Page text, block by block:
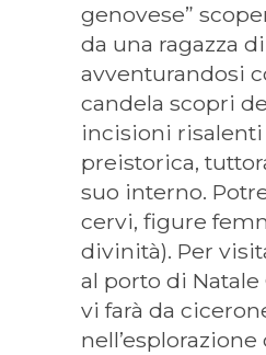
genovese”
da una ragazza
avventurandosi
candela scopri
incisioni risalenti
preistorica,
suo interno.
cervi, figure
divinità). Per
al porto di Natale
vi farà da